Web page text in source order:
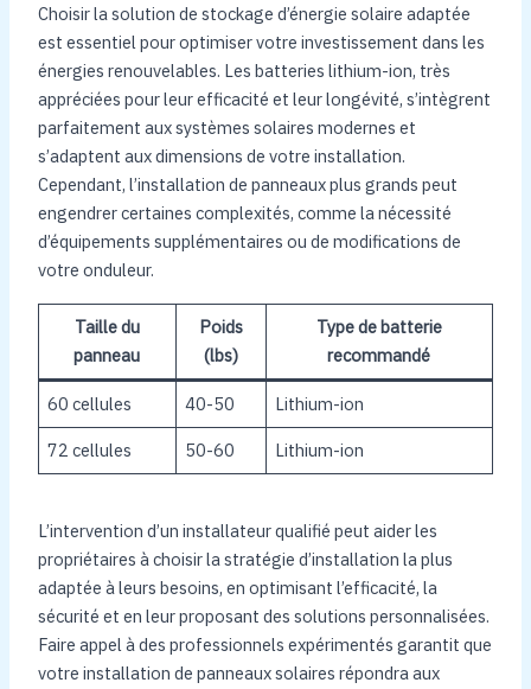
Choisir la solution de stockage d’énergie solaire adaptée
est essentiel pour optimiser votre investissement dans les
énergies renouvelables. Les batteries lithium-ion, très
appréciées pour leur efficacité et leur longévité, s’intègrent
parfaitement aux systèmes solaires modernes et
s’adaptent aux dimensions de votre installation.
Cependant, l’installation de panneaux plus grands peut
engendrer certaines complexités, comme la nécessité
d’équipements supplémentaires ou de modifications de
votre onduleur.
Taille du
panneau
Poids
(lbs)
Type de batterie
recommandé
60 cellules 40-50 Lithium-ion
72 cellules 50-60 Lithium-ion
L’intervention d’un installateur qualifié peut aider les
propriétaires à choisir la stratégie d’installation la plus
adaptée à leurs besoins, en optimisant l’efficacité, la
sécurité et en leur proposant des solutions personnalisées.
Faire appel à des professionnels expérimentés garantit que
votre installation de panneaux solaires répondra aux